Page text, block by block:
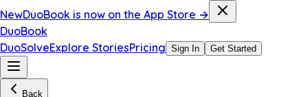
NewDuoBook is now on the App Store →
DuoBook
DuoSolveExplore StoriesPricing Sign In Get Started
Back